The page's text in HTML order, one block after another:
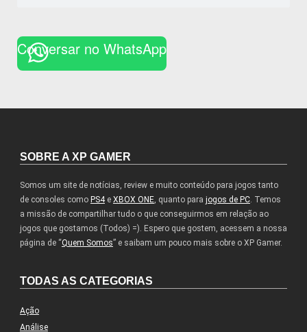
Conversar no WhatsApp
SOBRE A XP GAMER
Somos um site de notícias, review e muito conteúdo para jogos tanto
de consoles como PS4e XBOX ONE, quanto para jogos de PC. Temos
a missão de compartilhar tudo o que conseguirmos em relação ao
jogos que gostamos (Todos) =). Espero que gostem, acessem a nossa
página de “Quem Somos” e saibam um pouco mais sobre o XP Gamer.
TODAS AS CATEGORIAS
Ação
Análise